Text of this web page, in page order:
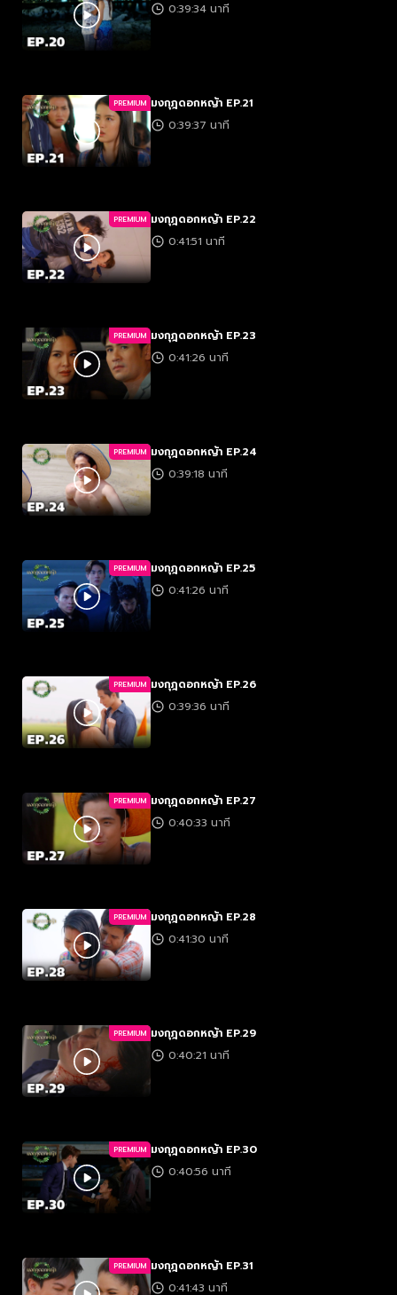
0:39:34 นาที
PREMIUM มงกุฎดอกหญ้า EP.21
0:39:37 นาที
PREMIUM มงกุฎดอกหญ้า EP.22
0:41:51 นาที
PREMIUM มงกุฎดอกหญ้า EP.23
0:41:26 นาที
PREMIUM มงกุฎดอกหญ้า EP.24
0:39:18 นาที
PREMIUM มงกุฎดอกหญ้า EP.25
0:41:26 นาที
PREMIUM มงกุฎดอกหญ้า EP.26
0:39:36 นาที
PREMIUM มงกุฎดอกหญ้า EP.27
0:40:33 นาที
PREMIUM มงกุฎดอกหญ้า EP.28
0:41:30 นาที
PREMIUM มงกุฎดอกหญ้า EP.29
0:40:21 นาที
PREMIUM มงกุฎดอกหญ้า EP.30
0:40:56 นาที
PREMIUM มงกุฎดอกหญ้า EP.31
0:41:43 นาที